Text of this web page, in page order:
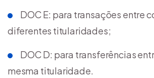
DOC E: para transações entre
diferentes titularidades;
DOC D: para transferências
mesma titularidade.